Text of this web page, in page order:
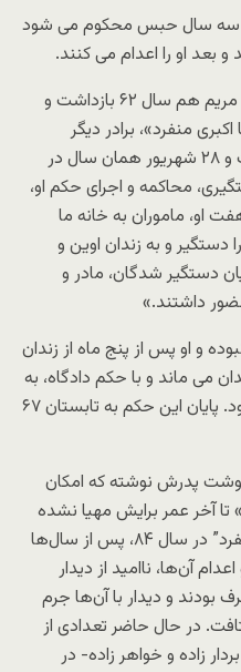
به سه سال حبس محکوم می شود
«غلامرضا اکبری منفرد»، دیگر برادر مریم هم سال ۶۲ بازداشت و
اکبری منفرد»، برادر دیگر
خانواده هم ۱۷ شهریور ۶۰ بازداشت و ۲۸ شهریور همان سال در
محاکمه و اجرای حکم او،
او، ماموران به خانه ما
دستگیر و به زندان اوین و
دستگیر شدگان، مادر و
داشتند.»
و او پس از پنج ماه از زندان
می ماند و با حکم دادگاه، به
هشت سال زندان محکومی می شود. پایان این حکم به تابستان ۶۷
پدرش نوشته که امکان
آخر عمر برایش مهیا نشده
است: «پدرم، “علی اوسط اکبری منفرد” در سال ۸۴، پس از سال‌ها
آن‌ها، ناامید از دیدار
بودند و دیدار با آن‌ها جرم
در حال حاضر تعدادی از
زاده و خواهر زاده- در